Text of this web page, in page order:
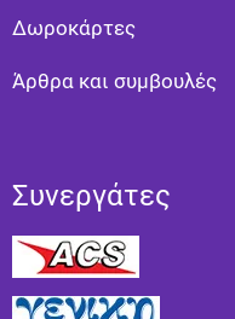
Δωροκάρτες
Άρθρα και συμβουλές
Συνεργάτες